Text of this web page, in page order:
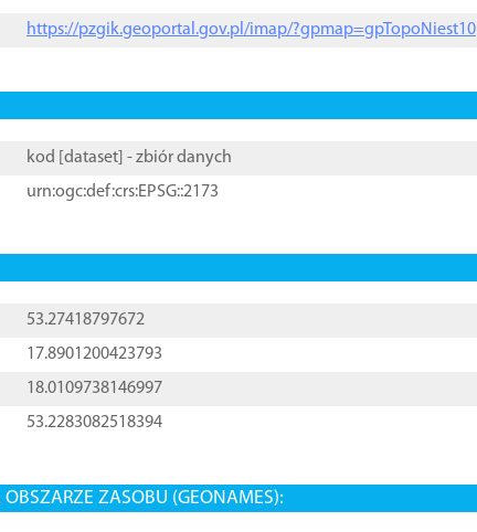
https://pzgik.geoportal.gov.pl/imap/?gpmap=gpTopoNiest10
kod [ dataset ] - zbiór danych
urn:ogc:def:crs:EPSG::2173
53.27418797672
17.8901200423793
18.0109738146997
53.2283082518394
ZASOBU (GEONAMES):